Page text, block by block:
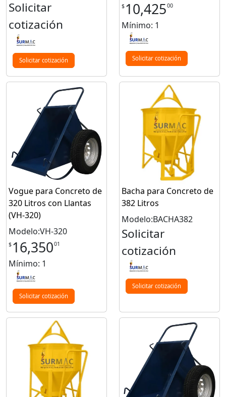
Solicitar
cotización
Solicitar cotización
$ 10,42500
Mínimo: 1
Solicitar cotización
Vogue para Concreto de
320 Litros con Llantas
(VH-320)
Modelo:VH-320
$ 16,35001
Mínimo: 1
Solicitar cotización
Bacha para Concreto de
382 Litros
Modelo:BACHA382
Solicitar
cotización
Solicitar cotización